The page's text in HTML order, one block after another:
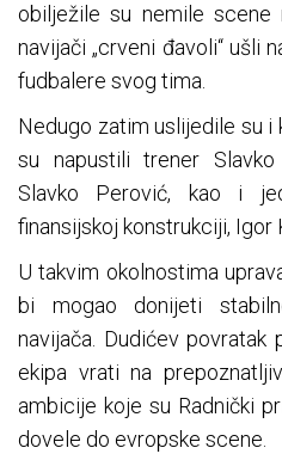
obilježile su nemile scene
navijači „crveni đavoli“ ušli
fudbalere svog tima.
Nedugo zatim uslijedile su i
su napustili trener
Slavko Perović, kao i
finansijskoj konstrukciji, Igor
U takvim okolnostima
bi mogao donijeti
navijača. Dudićev povratak
ekipa vrati na
ambicije koje su Radnički
dovele do evropske scene.